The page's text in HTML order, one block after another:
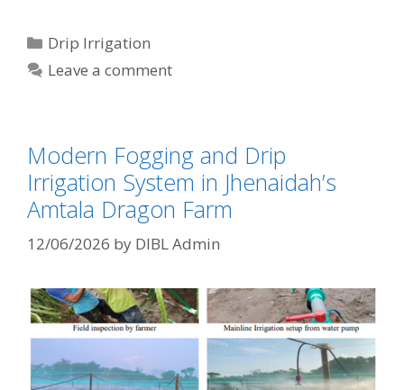
Categories
Drip Irrigation
Leave a comment
Modern Fogging and Drip
Irrigation System in Jhenaidah’s
Amtala Dragon Farm
12/06/2026 by DIBL Admin